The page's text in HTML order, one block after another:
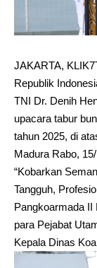
JAKARTA,
Republik
TNI Dr. Denih
upacara tabur
tahun 2025, di
Madura Rabo,
“Kobarkan
Tangguh,
Pangkoarmada II
para Pejabat
Kepala Dinas